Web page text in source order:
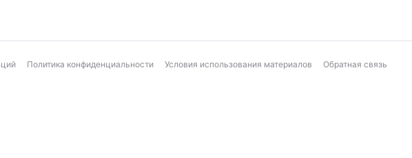
Политика конфиденциальности Условия использования материалов Обратная связь